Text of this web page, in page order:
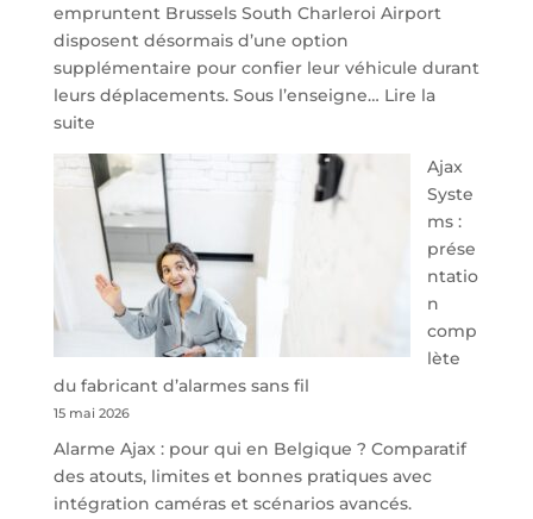
empruntent Brussels South Charleroi Airport
disposent désormais d’une option
supplémentaire pour confier leur véhicule durant
leurs déplacements. Sous l’enseigne… Lire la
suite:
À
40
minutes
de
Namur,
Steveny
Park
redessine
de
parking
sécurisé
à
l’aéroport
Ajax
Syste
ms :
prése
ntatio
n
comp
lète
du fabricant d’alarmes sans fil
15 mai 2026
Alarme Ajax : pour qui en Belgique ? Comparatif
des atouts, limites et bonnes pratiques avec
intégration caméras et scénarios avancés.